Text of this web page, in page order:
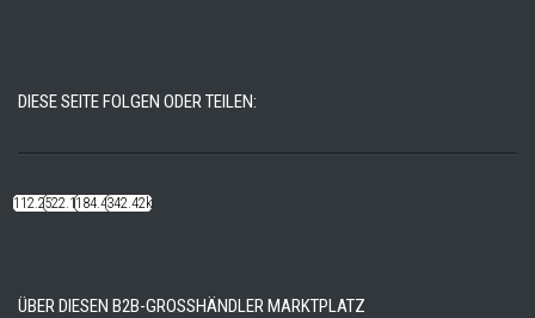
DIESE SEITE FOLGEN ODER TEILEN:
112.22k522.14k184.48k342.42k
ÜBER DIESEN B2B-GROSSHÄNDLER MARKTPLATZ